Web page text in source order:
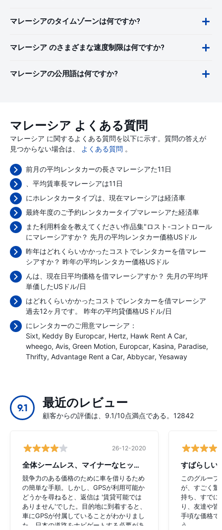
マレーシアのタイムゾーンは何ですか?
マレーシア のさまざまな速度制限は何ですか?
マレーシアの公用語は何ですか?
マレーシア よくある質問
マレーシア に関するよくある質問を以下に示す。質問の答えが
見つからない場合は、
よくある質問 。
前月の平均レンタカーの長さマレーシアた11日
、平均賃車長マレーシアは11日
にホレンタカータイプは、現在マレーシアは経済車
最終年度のご予約レンタカータイプマレーシアた経済車
また利用料金を教えてください作品集"ロスト-コントロール
にマレーシアすか？ 先月の平均レンタカー価格USドル
昨年はどれくらいかかったコストでレンタカーを借マレー
シアすか？ 昨年の平均レンタカー価格USドル
んは、現在日平均価格を借マレーシアすか？ 先月の平均坪
単価したUSドル/日
はどれくらいかかったコストでレンタカーを借マレーシア
過去12ヶ月です。 昨年の平均貸価格USドル/日
にレンタカーのご用意マレーシア：
Sixt Keddy By Europcar Hertz Hawk Rent A Car
wheego Avis Green Motion Europcar Kasina Paradise
Thrifty Advantage Rent a Car Abbycar Yesaway
9.1 最近のレビュー
顧客からの評価は、9.1/10点満点である。12842
26-12-2020
全体シームレス、マイナーなヒップアップ
競争力のある価格のために車を借りるため
の簡単な手順。しかし、GPSが利用可能か
どうかを尋ねると、返信は '賃貸可能では
ありません'でした。目的地に到着すると、
車にGPSが付属していることがわかりまし
た。日本の道路をナビゲートする必要があ
すばらしい
このグルー
が、すごく驚
持ち、すでに
り、友達や
手頃な価格で
う。